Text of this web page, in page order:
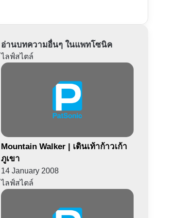
อ่านบทความอื่นๆ ในแพทโซนิค
ไลฟ์สไตล์
Mountain Walker | เดินเท้าก้าวเก้า
ภูเขา
14 January 2008
ไลฟ์สไตล์